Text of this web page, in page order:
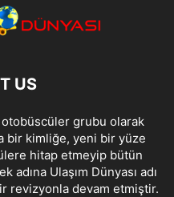
US
otobüscüler grubu olarak
bir kimliğe, yeni bir yüze
hitap etmeyip bütün
adına Ulaşım Dünyası adı
revizyonla devam etmiştir.